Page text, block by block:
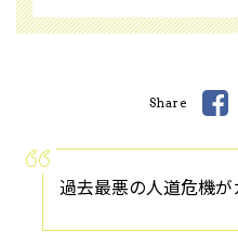
Share
過去最悪の人道危機が